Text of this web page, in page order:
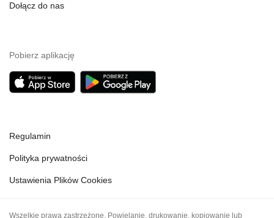
Dołącz do nas
Pobierz aplikację
Regulamin
Polityka prywatności
Ustawienia Plików Cookies
Wszelkie prawa zastrzeżone. Powielanie, drukowanie, kopiowanie lub